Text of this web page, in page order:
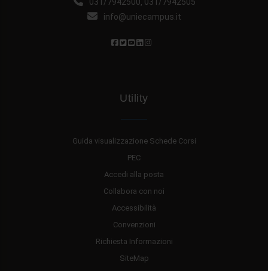
,
info@uniecampus.it
Utility
Guida visualizzazione Schede Corsi
PEC
Accedi alla posta
Collabora con noi
Accessibilità
Convenzioni
Richiesta Informazioni
SiteMap